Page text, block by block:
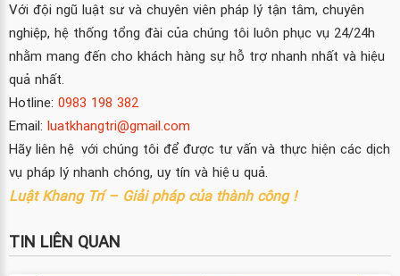
Với đội ngũ luật sư và chuyên viên pháp lý tận tâm, chuyên
nghiệp, hệ thống tổng đài của chúng tôi luôn phục vụ 24/24h
nhằm mang đến cho khách hàng sự hỗ trợ nhanh nhất và hiệu
quả nhất.
Hotline: 0983 198 382
Email: luatkhangtri@gmail.com
Hãy liên hệ với chúng tôi để được tư vấn và thực hiện các dịch
vụ pháp lý nhanh chóng, uy tín và hiệu quả.
Luật Khang Trí – Giải pháp của thành công !
TIN LIÊN QUAN